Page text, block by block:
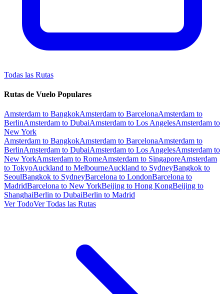
Todas las Rutas
Rutas de Vuelo Populares
Amsterdam to BangkokAmsterdam to BarcelonaAmsterdam to
BerlinAmsterdam to DubaiAmsterdam to Los AngelesAmsterdam to
New York
Amsterdam to BangkokAmsterdam to BarcelonaAmsterdam to
BerlinAmsterdam to DubaiAmsterdam to Los AngelesAmsterdam to
New YorkAmsterdam to RomeAmsterdam to SingaporeAmsterdam
to TokyoAuckland to MelbourneAuckland to SydneyBangkok to
SeoulBangkok to SydneyBarcelona to LondonBarcelona to
MadridBarcelona to New YorkBeijing to Hong KongBeijing to
ShanghaiBerlin to DubaiBerlin to Madrid
Ver TodoVer Todas las Rutas